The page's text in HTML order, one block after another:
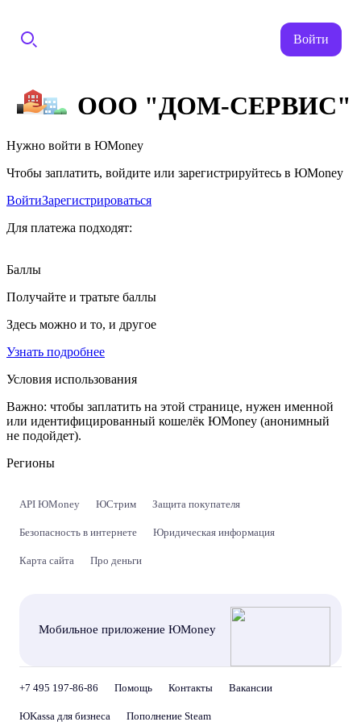
Войти
ООО "ДОМ-СЕРВИС"
Нужно войти в ЮMoney
Чтобы заплатить, войдите или зарегистрируйтесь в ЮMoney
ВойтиЗарегистрироваться
Для платежа подходят:
Баллы
Получайте и тратьте баллы
Здесь можно и то, и другое
Узнать подробнее
Условия использования
Важно: чтобы заплатить на этой странице, нужен именной
или идентифицированный кошелёк ЮMoney (анонимный
не подойдет).
Регионы
API ЮMoney ЮСтрим Защита покупателя
Безопасность в интернете Юридическая информация
Карта сайта Про деньги
Мобильное приложение ЮMoney
+7 495 197-86-86 Помощь Контакты Вакансии
ЮKassa для бизнеса Пополнение Steam